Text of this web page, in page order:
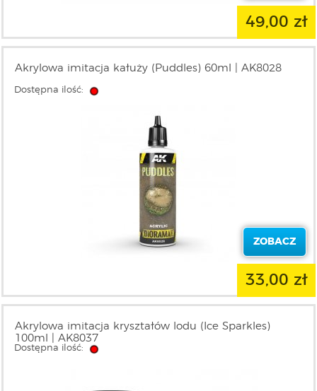
49,00 zł
Akrylowa imitacja kałuży (Puddles) 60ml | AK8028
Dostępna ilość:
ZOBACZ
33,00 zł
Akrylowa imitacja kryształów lodu (Ice Sparkles)
100ml | AK8037
Dostępna ilość: